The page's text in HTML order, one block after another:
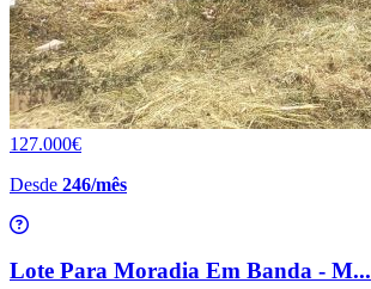
127.000€
Desde 246/mês
Lote Para Moradia Em Banda - M...